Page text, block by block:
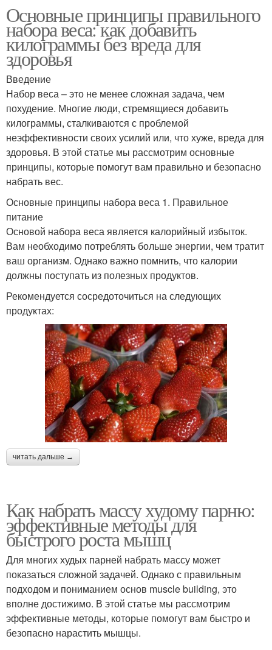
Основные принципы правильного
набора веса: как добавить
килограммы без вреда для
здоровья
Введение
Набор веса – это не менее сложная задача, чем
похудение. Многие люди, стремящиеся добавить
килограммы, сталкиваются с проблемой
неэффективности своих усилий или, что хуже, вреда для
здоровья. В этой статье мы рассмотрим основные
принципы, которые помогут вам правильно и безопасно
набрать вес.
Основные принципы набора веса 1. Правильное
питание
Основой набора веса является калорийный избыток.
Вам необходимо потреблять больше энергии, чем тратит
ваш организм. Однако важно помнить, что калории
должны поступать из полезных продуктов.
Рекомендуется сосредоточиться на следующих
продуктах:
читать дальше →
Как набрать массу худому парню:
эффективные методы для
быстрого роста мышц
Для многих худых парней набрать массу может
показаться сложной задачей. Однако с правильным
подходом и пониманием основ muscle building, это
вполне достижимо. В этой статье мы рассмотрим
эффективные методы, которые помогут вам быстро и
безопасно нарастить мышцы.